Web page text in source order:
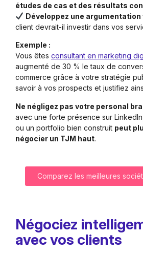
études de cas et des résultats
Développez une
client devrait-il investir dans vos
Exemple :
Vous êtes consultant en marketing
augmenté de 30 % le taux de
commerce grâce à votre stratégie
savoir à vos prospects et justifiez
Ne négligez pas votre personal
avec une forte présence sur
ou un portfolio bien construit peut
négocier un TJM haut.
Comparez les meilleures
Négociez
avec vos clients